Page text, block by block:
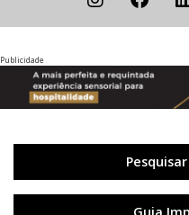
Publicidade